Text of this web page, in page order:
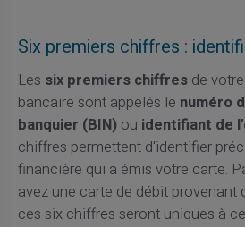
Six premiers chiffres :
Les six premiers chiffresde
bancaire sont appelés le numéro
banquier (BIN)ou identifiant de
chiffres permettent d'identifier
financière qui a émis votre carte.
avez une carte de débit provenant
ces six chiffres seront uniques à